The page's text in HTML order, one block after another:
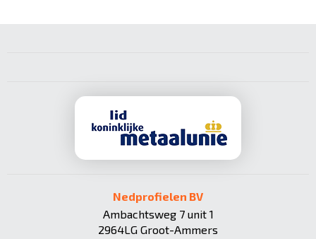
Nedprofielen BV
Ambachtsweg 7 unit 1
2964LG Groot-Ammers